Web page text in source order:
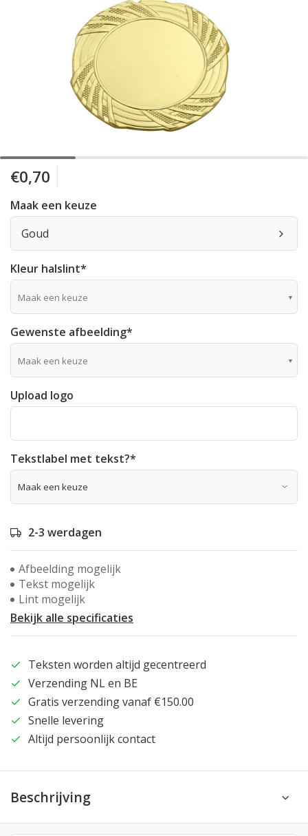
€0,70
Maak een keuze
Goud
Kleur halslint*
Maak een keuze
Gewenste afbeelding*
Maak een keuze
Upload logo
Tekstlabel met tekst?*
2-3 werdagen
Afbeelding mogelijk
Tekst mogelijk
Lint mogelijk
Bekijk alle specificaties
Teksten worden altijd gecentreerd
Verzending NL en BE
Gratis verzending vanaf €150.00
Snelle levering
Altijd persoonlijk contact
Beschrijving